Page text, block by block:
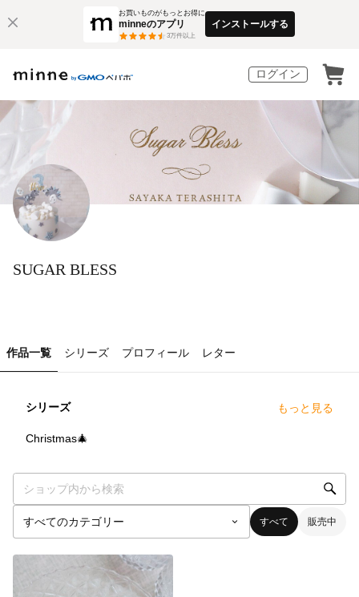
お買いものがもっとお得に
minneのアプリ
3万件以上
インストールする
ログイン
SUGAR BLESS
作品一覧 シリーズ プロフィール レター
シリーズ もっと見る
Christmas🎄
すべて 販売中